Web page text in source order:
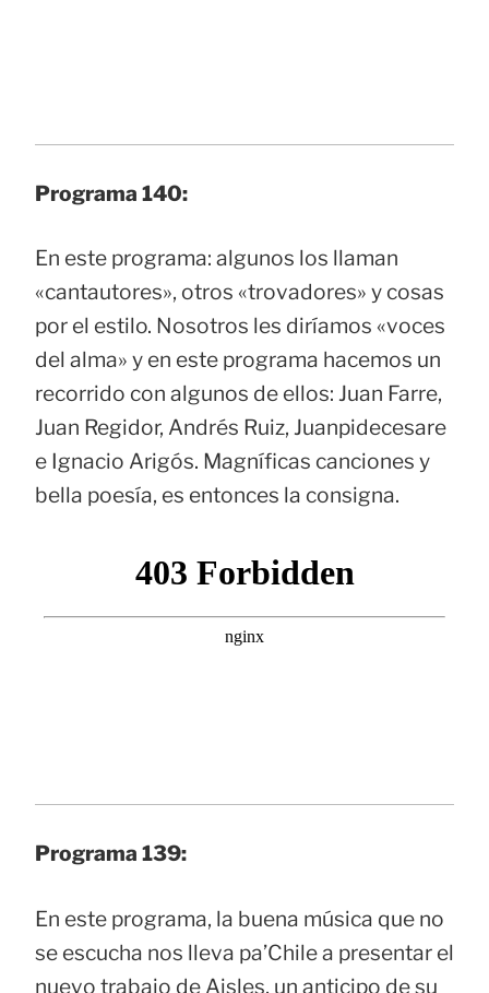
Programa 140:
En este programa: algunos los llaman
«cantautores», otros «trovadores» y cosas
por el estilo. Nosotros les diríamos «voces
del alma» y en este programa hacemos un
recorrido con algunos de ellos: Juan Farre,
Juan Regidor, Andrés Ruiz, Juanpidecesare
e Ignacio Arigós. Magníficas canciones y
bella poesía, es entonces la consigna.
Programa 139:
En este programa, la buena música que no
se escucha nos lleva pa’Chile a presentar el
nuevo trabajo de Aisles, un anticipo de su